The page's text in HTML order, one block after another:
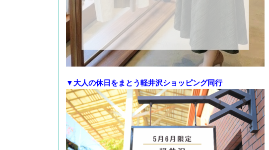
▼大人の休日をまとう軽井沢ショッピング同行